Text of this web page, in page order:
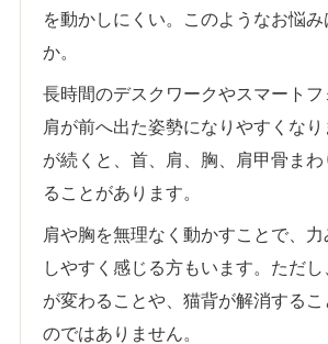
を動かしにくい。このようなお悩
か。
長時間のデスクワークやスマート
肩が前へ出た姿勢になりやすくな
が続くと、首、肩、胸、肩甲骨ま
ることがあります。
肩や胸を無理なく動かすことで、
しやすく感じる方もいます。ただ
が変わることや、猫背が解消する
のではありません。